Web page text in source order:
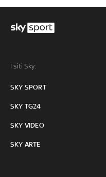
I siti Sky:
SKY SPORT
SKY TG24
SKY VIDEO
SKY ARTE